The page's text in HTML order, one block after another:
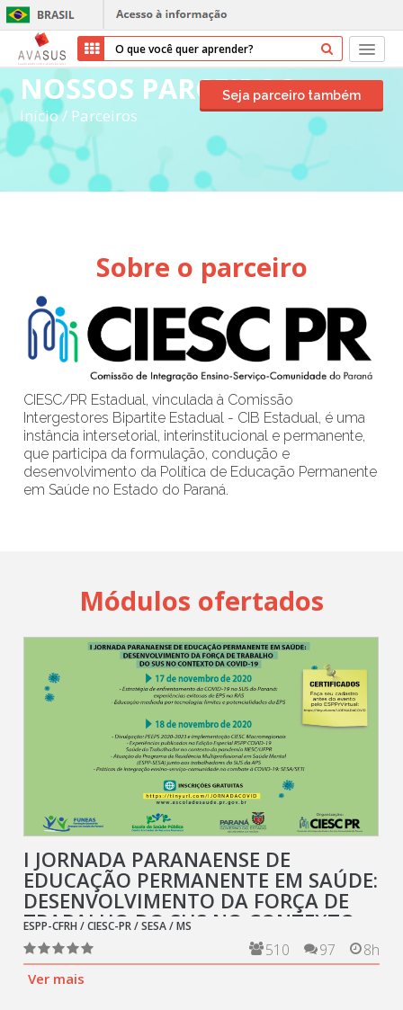
Início
Cursos
Parceiros
Transparência
Ajuda
Entrar
NOSSOS PARCEIROS
Início/ Parceiros
Seja parceiro também
Sobre o parceiro
CIESC/PR Estadual, vinculada à Comissão
Intergestores Bipartite Estadual - CIB Estadual, é uma
instância intersetorial, interinstitucional e permanente,
que participa da formulação, condução e
desenvolvimento da Política de Educação Permanente
em Saúde no Estado do Paraná.
Módulos ofertados
I JORNADA PARANAENSE DE
EDUCAÇÃO PERMANENTE EM SAÚDE:
DESENVOLVIMENTO DA FORÇA DE
TRABALHO DO SUS NO CONTEXTO
DA COVID-19
ESPP-CFRH / CIESC-PR / SESA / MS
8h
97
510
Ver mais